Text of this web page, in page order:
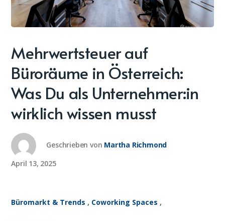
Mehrwertsteuer auf
Büroräume in Österreich:
Was Du als Unternehmer:in
wirklich wissen musst
Geschrieben von Martha Richmond
April 13, 2025
Büromarkt & Trends , Coworking Spaces ,